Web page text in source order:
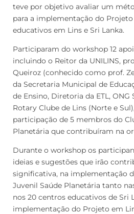
teve por objetivo avaliar um
para a implementação do
educativos em Lins e Sri Lanka.
Participaram do workshop 12
incluindo o Reitor da UNILINS,
Queiroz (conhecido como prof.
da Secretaria Municipal de
de Ensino, Diretoria da ETL, ONG
Rotary Clube de Lins (Norte e
participação de 5 membros do
Planetária que contribuíram na
Durante o workshop os
ideias e sugestões que irão
significativa, na implementação
Juvenil Saúde Planetária tanto
nos 20 centros educativos de Sri
implementação do Projeto em